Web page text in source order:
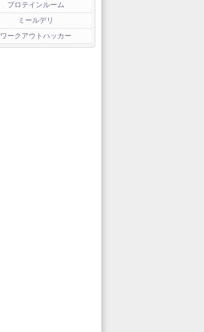
プロテインルーム
ミールデリ
ワークアウトハッカー